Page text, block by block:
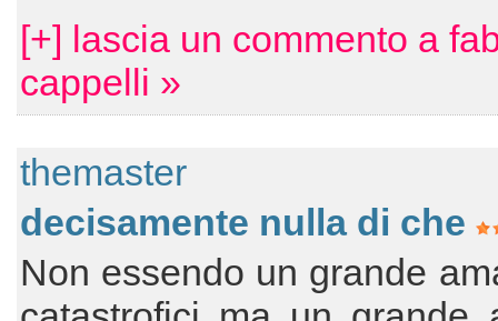
[+] lascia un commento a
cappelli »
themaster
decisamente nulla di che
Non essendo un grande